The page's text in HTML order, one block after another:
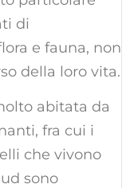
di
e fauna, non
della loro vita.
abitata da
fra cui i
che vivono
sono